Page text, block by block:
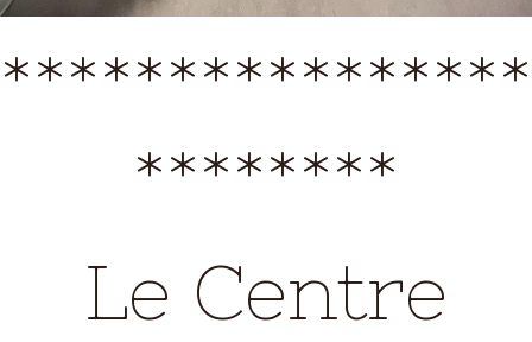
****************
********
Le Centre